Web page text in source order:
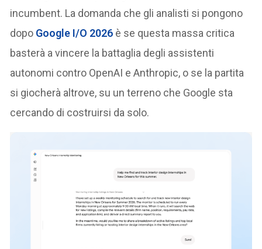
incumbent. La domanda che gli analisti si pongono
dopo Google I/O 2026 è se questa massa critica
basterà a vincere la battaglia degli assistenti
autonomi contro OpenAI e Anthropic, o se la partita
si giocherà altrove, su un terreno che Google sta
cercando di costruirsi da solo.